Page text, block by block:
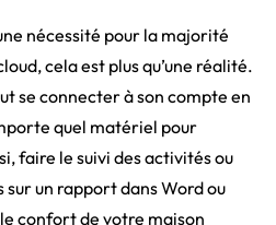
nécessité pour la majorité
cela est plus qu’une réalité.
se connecter à son compte en
quel matériel pour
faire le suivi des activités ou
un rapport dans Word ou
confort de votre maison